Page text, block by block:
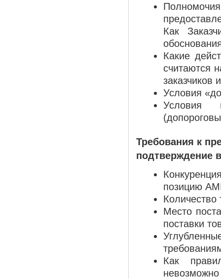
Как
Какие
считаются
заказчиков
Условия
Условия
Требования к
подтверждение
позицию
Количество
Место
поставки
Как